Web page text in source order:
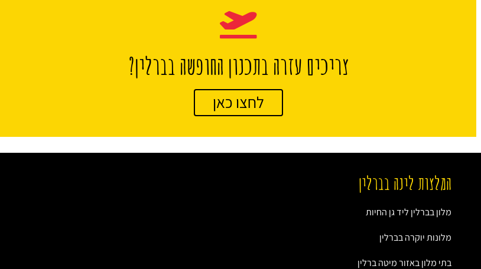
צריכים עזרה בתכנון החופשה בברלין?
לחצו כאן
המלצות לינה בברלין
מלון בברלין ליד גן החיות
מלונות יוקרה בברלין
בתי מלון באזור מיטה ברלין